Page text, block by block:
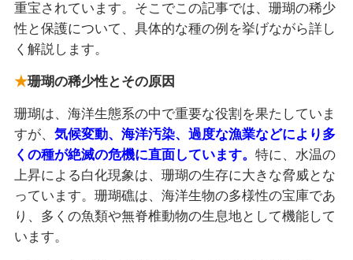
重宝されています。そこでこの記事では、珊瑚の稀少
性と保護について、具体的な種の例を挙げながら詳し
く解説します。
珊瑚の稀少性とその原因
珊瑚は、海洋生態系の中で重要な役割を果たしていま
すが、 気候変動、海洋汚染、過度な漁業などにより多
くの種が絶滅の危機に直面しています。 特に、水温の
上昇による白化現象は、珊瑚の生存に大きな脅威とな
っています。珊瑚礁は、海洋生物の多様性の宝庫であ
り、多くの魚類や無脊椎動物の生息地として機能して
います。